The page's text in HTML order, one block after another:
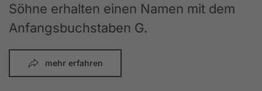
Söhne erhalten einen Namen mit dem
Anfangsbuchstaben G.
mehr erfahren